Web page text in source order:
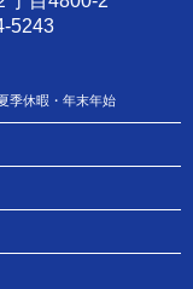
5243
休暇・年末年始